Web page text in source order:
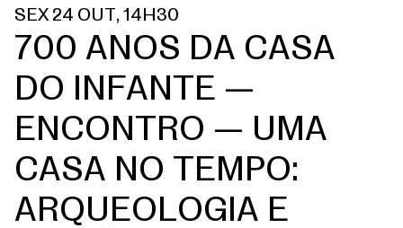
SEX 24 OUT, 14H30
700 ANOS DA CASA
DO INFANTE —
ENCONTRO — UMA
CASA NO TEMPO:
ARQUEOLOGIA E